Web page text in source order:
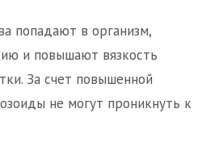
попадают в организм,
и повышают вязкость
За счет повышенной
не могут проникнуть к